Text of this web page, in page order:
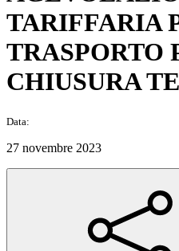
TARIFFARIA
TRASPORTO
CHIUSURA
Data:
27 novembre 2023